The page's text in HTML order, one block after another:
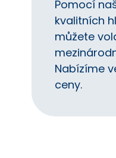
Pomocí
kvalitních
můžete
Nabízíme
ceny.